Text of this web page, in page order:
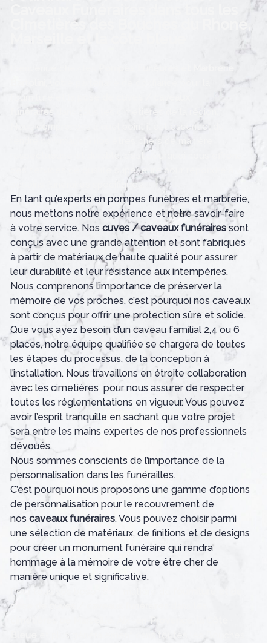
Cimetières des Bouches du Rhone,
Marseille et la côte bleue
Pompes Funèbres et Marbrerie
funéraires
dans tous les cimetières de la région.
Nous comprenons à quel point il est essentiel de
rendre hommage à nos êtres chers de manière
respectueuse et durable, c’est pourquoi nous offrons
des services de qualité supérieure pour répondre à vos
besoins funéraires spécifiques.
En tant qu’experts en pompes funèbres et marbrerie,
nous mettons notre expérience et notre savoir-faire
à votre service. Nos cuves / caveaux funéraires sont
conçus avec une grande attention et sont fabriqués
à partir de matériaux de haute qualité pour assurer
leur durabilité et leur résistance aux intempéries.
Nous comprenons l’importance de préserver la
mémoire de vos proches, c’est pourquoi nos caveaux
sont conçus pour offrir une protection sûre et solide.
Que vous ayez besoin d’un caveau familial 2,4 ou 6
places, notre équipe qualifiée se chargera de toutes
les étapes du processus, de la conception à
l’installation. Nous travaillons en étroite collaboration
avec les cimetières pour nous assurer de respecter
toutes les réglementations en vigueur. Vous pouvez
avoir l’esprit tranquille en sachant que votre projet
sera entre les mains expertes de nos professionnels
dévoués.
Nous sommes conscients de l’importance de la
personnalisation dans les funérailles.
C’est pourquoi nous proposons une gamme d’options
de personnalisation pour le recouvrement de
nos caveaux funéraires. Vous pouvez choisir parmi
une sélection de matériaux, de finitions et de designs
pour créer un monument funéraire qui rendra
hommage à la mémoire de votre être cher de
manière unique et significative.
Pour tous vos besoins en matière de
pose de cuves / caveaux funéraires
cimetières de Marseille, Aix -en-Provence, la Côte
et plus généralement dans toutes les Bouches